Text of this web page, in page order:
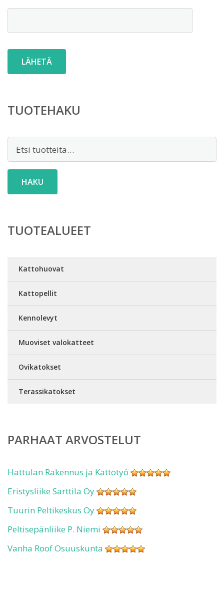
TUOTEHAKU
HAKU
TUOTEALUEET
Kattohuovat
Kattopellit
Kennolevyt
Muoviset valokatteet
Ovikatokset
Terassikatokset
PARHAAT ARVOSTELUT
Hattulan Rakennus ja Kattotyö
Eristysliike Sarttila Oy
Tuurin Peltikeskus Oy
Peltisepänliike P. Niemi
Vanha Roof Osuuskunta